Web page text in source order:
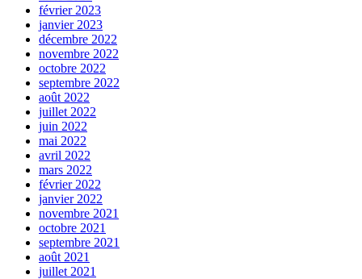
février 2023
janvier 2023
décembre 2022
novembre 2022
octobre 2022
septembre 2022
août 2022
juillet 2022
juin 2022
mai 2022
avril 2022
mars 2022
février 2022
janvier 2022
novembre 2021
octobre 2021
septembre 2021
août 2021
juillet 2021